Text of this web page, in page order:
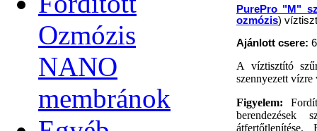
Ozmózis
NANO
membránok
PurePro "M"
ozmózis)
Ajánlott csere:
A víztisztító
szennyezett vízre
Figyelem:
berendezések
átfertőtlenítése.